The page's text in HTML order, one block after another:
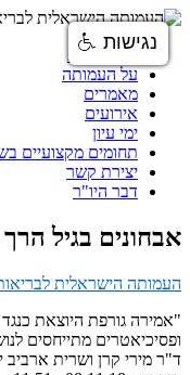
עמוד הבית
על העמותה
מאמרים
אירועים
ימי עיון
תחומים מקצועיים
יצירת קשר
דבר היו"ר
אבחונים בגיל
העמותה הישראלית
"אמירה גורפת היוצאת
ופסיכיאטרים מתייחסים
ד"ר מירי קרן ושרית ארביב
נגישות